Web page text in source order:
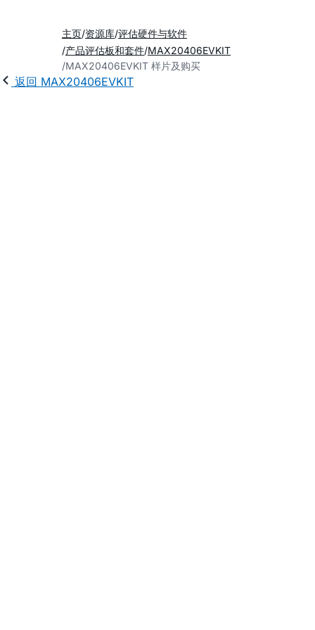
主页 资源库 评估硬件与软件
产品评估板和套件 MAX20406EVKIT
MAX20406EVKIT 样片及购买
返回 MAX20406EVKIT